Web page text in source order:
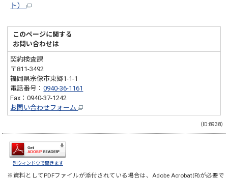
ト）
このページに関する
お問い合わせは
契約検査課
〒811-3492
福岡県宗像市東郷1-1-1
電話番号：0940-36-1161
Fax：0940-37-1242
お問い合わせフォーム
（ID:8938）
別ウィンドウで開きます
※資料としてPDFファイルが添付されている場合は、 Adobe Acrobat(R)が必要で